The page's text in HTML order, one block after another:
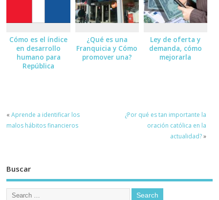
Cómo es el índice
en desarrollo
humano para
República
¿Qué es una
Franquicia y Cómo
promover una?
Ley de oferta y
demanda, cómo
mejorarla
«Aprende a identificar los
malos hábitos financieros
¿Por qué es tan importante la
oración católica en la
actualidad?»
Buscar